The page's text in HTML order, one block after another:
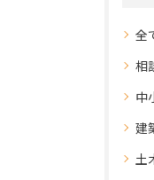
全
相
中
建
土